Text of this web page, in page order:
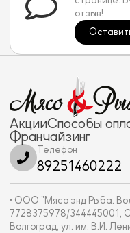
отзыв!
АкцииСпособы
Франчайзинг
Телефон
89251460222
• ООО "Мясо энд Рыба.
7728375978/344445001,
Волгоград, ул. им. В.И.